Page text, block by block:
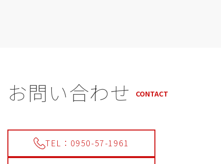
お問い合わせ CONTACT
TEL：0950-57-1961